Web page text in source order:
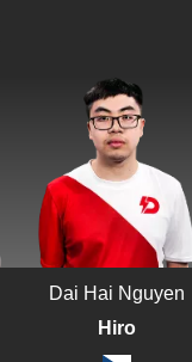
Dai Hai Nguyen
Hiro